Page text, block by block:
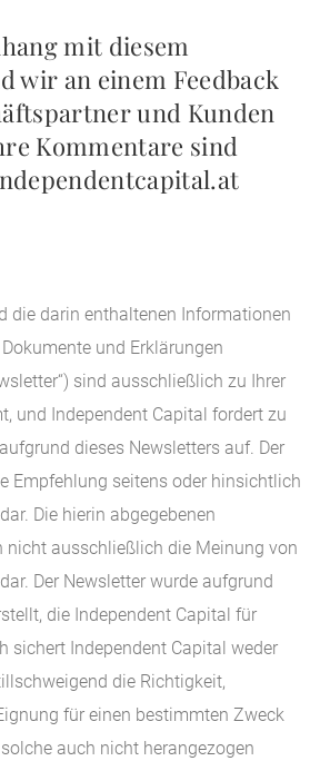
mit diesem
wir an einem Feedback
und Kunden
Kommentare sind
die darin enthaltenen Informationen
und Erklärungen
sind ausschließlich zu Ihrer
und Independent Capital fordert zu
dieses Newsletters auf. Der
Empfehlung seitens oder hinsichtlich
Die hierin abgegebenen
nicht ausschließlich die Meinung von
Der Newsletter wurde aufgrund
die Independent Capital für
sichert Independent Capital weder
die Richtigkeit,
für einen bestimmten Zweck
auch nicht herangezogen